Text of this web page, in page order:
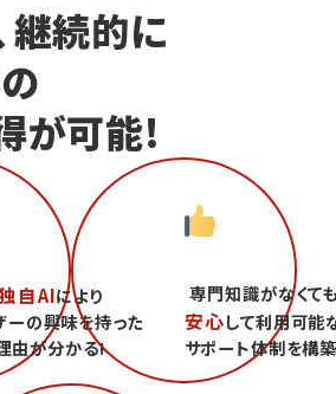
継続的に
が可能!
自AIにより
ーの興味を持った
由が分かる!
専門知識がなくて
安心して利用可能
サポート体制を構